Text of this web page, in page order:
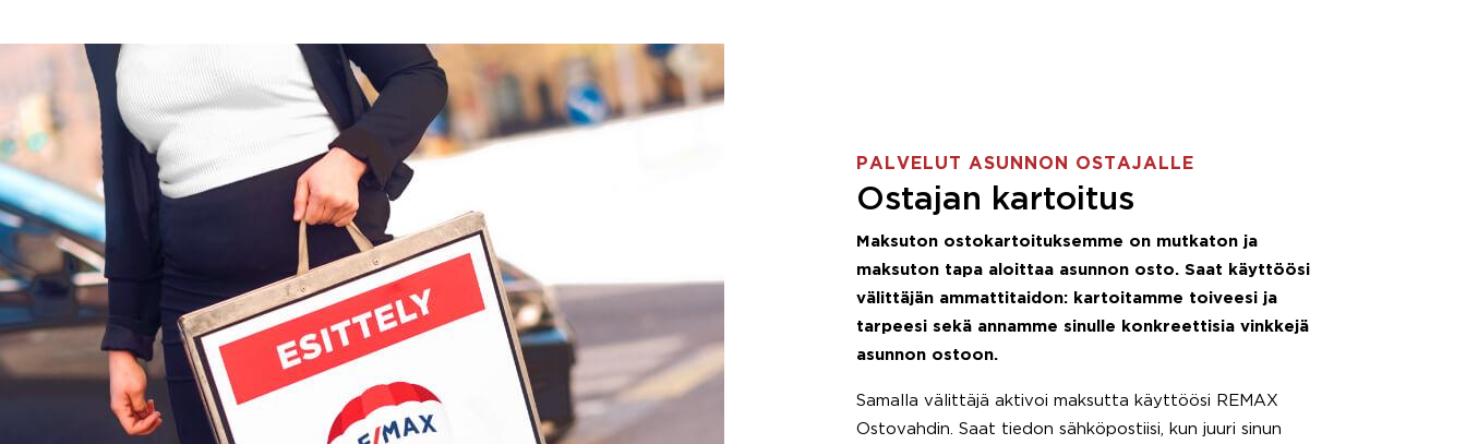
PALVELUT ASUNNON OSTAJALLE
Ostajan kartoitus
Maksuton ostokartoituksemme on mutkaton ja
maksuton tapa aloittaa asunnon osto. Saat käyttöösi
välittäjän ammattitaidon: kartoitamme toiveesi ja
tarpeesi sekä annamme sinulle konkreettisia vinkkejä
asunnon ostoon.
Samalla välittäjä aktivoi maksutta käyttöösi REMAX
Ostovahdin. Saat tiedon sähköpostiisi, kun juuri sinun